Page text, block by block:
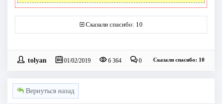
Сказали спасибо: 10
tolyan 01/02/2019 6 364 0 Сказали спасибо: 10
Вернуться назад